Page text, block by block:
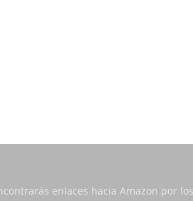
enlaces hacia Amazon por